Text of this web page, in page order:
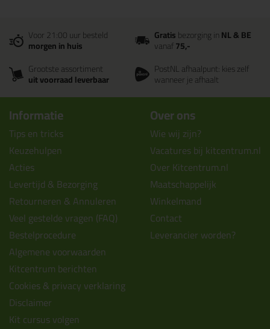
Voor 21:00 uur besteld
morgen in huis
Gratisbezorging inNL & BE
vanaf75,-
Grootste assortiment
uit voorraad leverbaar
PostNL afhaalpunt: kies zelf
wanneer je afhaalt
Informatie
Tips en tricks
Keuzehulpen
Acties
Levertijd & Bezorging
Retourneren & Annuleren
Veel gestelde vragen (FAQ)
Bestelprocedure
Algemene voorwaarden
Kitcentrum berichten
Cookies & privacy verklaring
Disclaimer
Kit cursus volgen
Over ons
Wie wij zijn?
Vacatures bij kitcentrum.nl
Over Kitcentrum.nl
Maatschappelijk
Winkelmand
Contact
Leverancier worden?